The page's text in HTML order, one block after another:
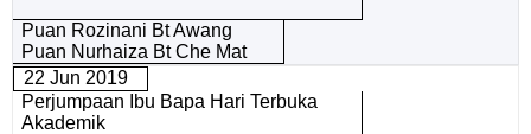
Puan Rozinani Bt Awang
Puan Nurhaiza Bt Che Mat
22 Jun 2019
Perjumpaan Ibu Bapa Hari Terbuka
Akademik